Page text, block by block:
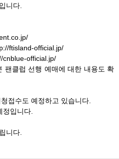
니다.
ftisland-official.jp/
cnblue-official.jp/
팬클럽 선행 예매에 대한 내용도 확
접수도 예정하고 있습니다.
입니다.
니다.